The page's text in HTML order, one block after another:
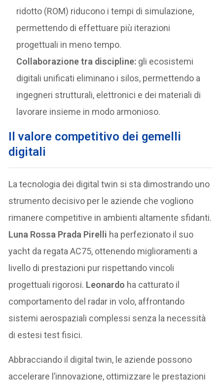
ridotto (ROM) riducono i tempi di simulazione,
permettendo di effettuare più iterazioni
progettuali in meno tempo.
Collaborazione tra discipline: gli ecosistemi
digitali unificati eliminano i silos, permettendo a
ingegneri strutturali, elettronici e dei materiali di
lavorare insieme in modo armonioso.
Il valore competitivo dei gemelli
digitali
La tecnologia dei digital twin si sta dimostrando uno
strumento decisivo per le aziende che vogliono
rimanere competitive in ambienti altamente sfidanti.
Luna Rossa Prada Pirelli ha perfezionato il suo
yacht da regata AC75, ottenendo miglioramenti a
livello di prestazioni pur rispettando vincoli
progettuali rigorosi. Leonardo ha catturato il
comportamento del radar in volo, affrontando
sistemi aerospaziali complessi senza la necessità
di estesi test fisici.
Abbracciando il digital twin, le aziende possono
accelerare l’innovazione, ottimizzare le prestazioni